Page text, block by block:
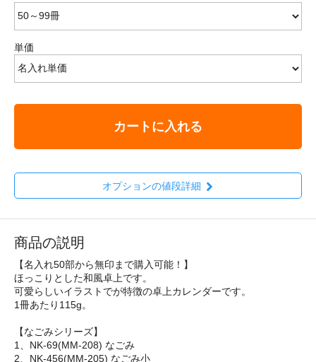
単価
カートに入れる
オプションの値段詳細
商品の説明
【名入れ50部から無印まで購入可能！】
ほっこりとした和風卓上です。
可愛らしいイラストでが特徴の卓上カレンダーです。
1冊あたり115g。
【なごみシリーズ】
1、NK-69(MM-208) なごみ
2、NK-456(MM-205) なごみ小